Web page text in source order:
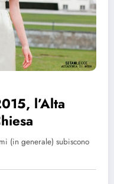
l’Alta
(in generale) subiscono